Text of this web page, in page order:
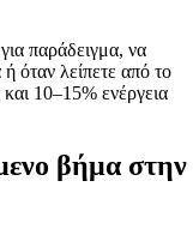
παράδειγμα, να
όταν λείπετε από το
10–15% ενέργεια
βήμα στην